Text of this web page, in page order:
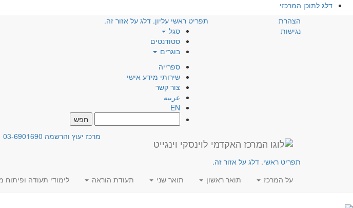
דלג לתוכן המרכזי
הצהרת
נגישות
תפריט ראשי עליון. דלג על אזור זה.
סגל
סטודנטים
בוגרים
ספרייה
שירותי מידע אישי
צור קשר
عربيه
EN
מרכז יעוץ והרשמה 03-6901690
תפריט ראשי. דלג על אזור זה.
על המרכז
תואר ראשון תואר שני תעודת הוראה לימודי תעודה ופיתוח